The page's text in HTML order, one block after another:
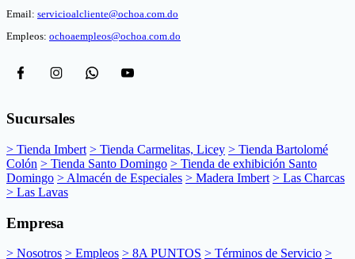
Email: servicioalcliente@ochoa.com.do
Empleos: ochoaempleos@ochoa.com.do
Sucursales
> Tienda Imbert > Tienda Carmelitas, Licey > Tienda Bartolomé
Colón > Tienda Santo Domingo > Tienda de exhibición Santo
Domingo > Almacén de Especiales > Madera Imbert > Las Charcas
> Las Lavas
Empresa
> Nosotros > Empleos > 8A PUNTOS > Términos de Servicio >